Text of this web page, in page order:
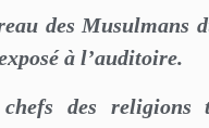
des Musulmans
à l’auditoire.
des religions